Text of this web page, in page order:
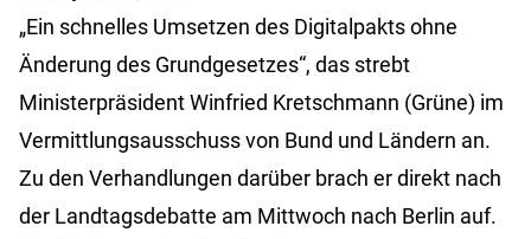
„Ein schnelles Umsetzen des Digitalpakts ohne
Änderung des Grundgesetzes“, das strebt
Ministerpräsident Winfried Kretschmann (Grüne) im
Vermittlungsausschuss von Bund und Ländern an.
Zu den Verhandlungen darüber brach er direkt nach
der Landtagsdebatte am Mittwoch nach Berlin auf.